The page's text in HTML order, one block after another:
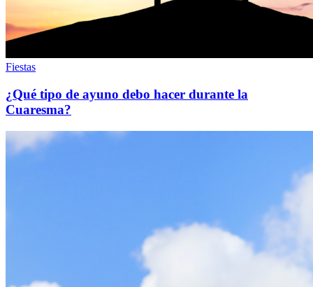
Fiestas
¿Qué tipo de ayuno debo hacer durante la
Cuaresma?